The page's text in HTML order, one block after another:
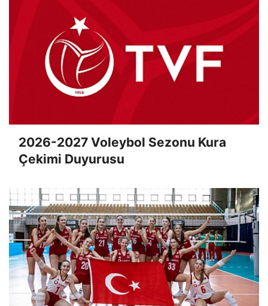
2026-2027 Voleybol Sezonu Kura
Çekimi Duyurusu